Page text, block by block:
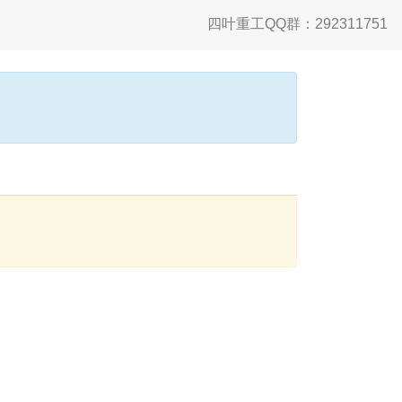
四叶重工QQ群：292311751